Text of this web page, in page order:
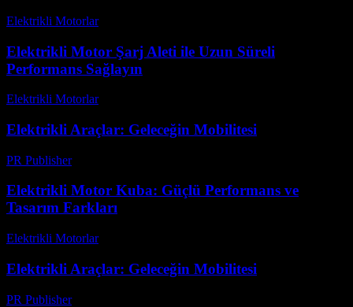
Elektrikli Motorlar-
Elektrikli Motor Şarj Aleti ile Uzun Süreli
Performans Sağlayın
Elektrikli Motorlar-
Elektrikli Araçlar: Geleceğin Mobilitesi
PR Publisher-
Elektrikli Motor Kuba: Güçlü Performans ve
Tasarım Farkları
Elektrikli Motorlar-
Elektrikli Araçlar: Geleceğin Mobilitesi
PR Publisher-